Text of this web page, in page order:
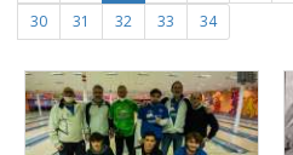
30
31 32 33 34